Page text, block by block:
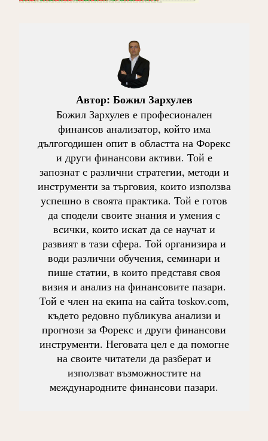
Автор: Божил Зархулев
Божил Зархулев е професионален
финансов анализатор, който има
дългогодишен опит в областта на Форекс
и други финансови активи. Той е
запознат с различни стратегии, методи и
инструменти за търговия, които използва
успешно в своята практика. Той е готов
да сподели своите знания и умения с
всички, които искат да се научат и
развият в тази сфера. Той организира и
води различни обучения, семинари и
пише статии, в които представя своя
визия и анализ на финансовите пазари.
Той е член на екипа на сайта toskov.com,
където редовно публикува анализи и
прогнози за Форекс и други финансови
инструменти. Неговата цел е да помогне
на своите читатели да разберат и
използват възможностите на
международните финансови пазари.